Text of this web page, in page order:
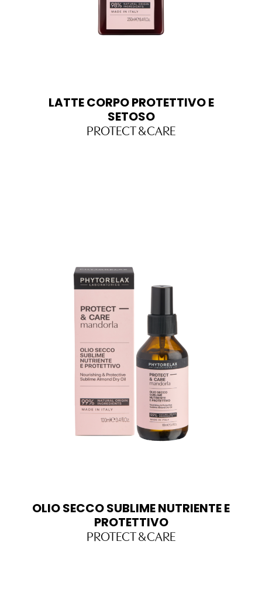
LATTE CORPO PROTETTIVO E
SETOSO
PROTECT & CARE
OLIO SECCO SUBLIME NUTRIENTE E
PROTETTIVO
PROTECT & CARE